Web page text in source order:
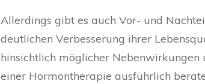
Allerdings gibt es auch Vor- und
deutlichen Verbesserung ihrer
hinsichtlich möglicher Nebenwirkungen
einer Hormontherapie ausführlich